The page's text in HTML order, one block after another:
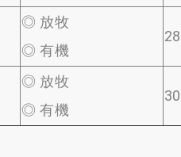
◎ 放牧
◎ 有機
28
◎ 放牧
◎ 有機
30